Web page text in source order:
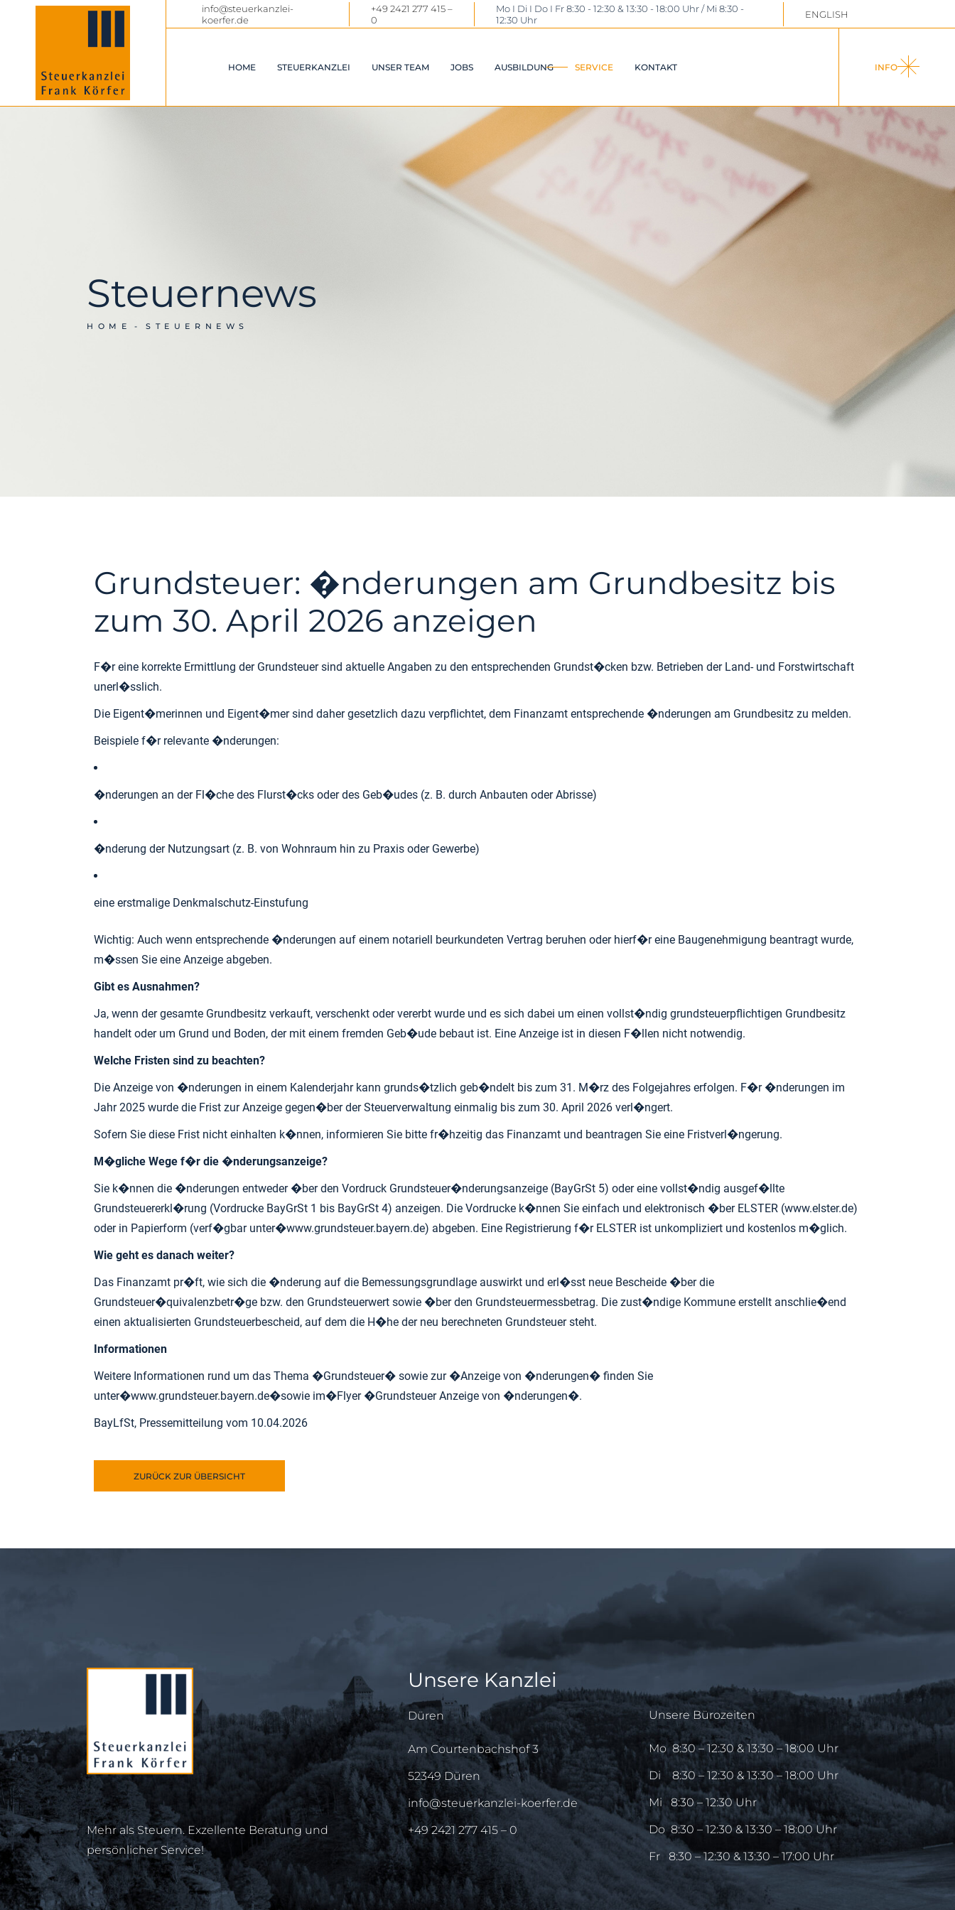
info@steuerkanzlei-
koerfer.de
+49 2421 277 415 –
0
Mo I Di I Do I Fr 8:30 - 12:30 & 13:30 - 18:00 Uhr / Mi 8:30 -
12:30 Uhr
ENGLISH
HOME STEUERKANZLEI UNSER TEAM JOBS AUSBILDUNG SERVICE
DOWNLOADS /
KONTAKT INFO
Steuernews
HOME STEUERNEWS
Grundsteuer: �nderungen am Grundbesitz bis
zum 30. April 2026 anzeigen
F�r eine korrekte Ermittlung der Grundsteuer sind aktuelle Angaben zu den entsprechenden Grundst�cken bzw. Betrieben der Land- und Forstwirtschaft
unerl�sslich.
Die Eigent�merinnen und Eigent�mer sind daher gesetzlich dazu verpflichtet, dem Finanzamt entsprechende �nderungen am Grundbesitz zu melden.
Beispiele f�r relevante �nderungen:
�nderungen an der Fl�che des Flurst�cks oder des Geb�udes (z. B. durch Anbauten oder Abrisse)
�nderung der Nutzungsart (z. B. von Wohnraum hin zu Praxis oder Gewerbe)
eine erstmalige Denkmalschutz-Einstufung
Wichtig: Auch wenn entsprechende �nderungen auf einem notariell beurkundeten Vertrag beruhen oder hierf�r eine Baugenehmigung beantragt wurde,
m�ssen Sie eine Anzeige abgeben.
Gibt es Ausnahmen?
Ja, wenn der gesamte Grundbesitz verkauft, verschenkt oder vererbt wurde und es sich dabei um einen vollst�ndig grundsteuerpflichtigen Grundbesitz
handelt oder um Grund und Boden, der mit einem fremden Geb�ude bebaut ist. Eine Anzeige ist in diesen F�llen nicht notwendig.
Welche Fristen sind zu beachten?
Die Anzeige von �nderungen in einem Kalenderjahr kann grunds�tzlich geb�ndelt bis zum 31. M�rz des Folgejahres erfolgen. F�r �nderungen im
Jahr 2025 wurde die Frist zur Anzeige gegen�ber der Steuerverwaltung einmalig bis zum 30. April 2026 verl�ngert.
Sofern Sie diese Frist nicht einhalten k�nnen, informieren Sie bitte fr�hzeitig das Finanzamt und beantragen Sie eine Fristverl�ngerung.
M�gliche Wege f�r die �nderungsanzeige?
Sie k�nnen die �nderungen entweder �ber den Vordruck Grundsteuer�nderungsanzeige (BayGrSt 5) oder eine vollst�ndig ausgef�llte
Grundsteuererkl�rung (Vordrucke BayGrSt 1 bis BayGrSt 4) anzeigen. Die Vordrucke k�nnen Sie einfach und elektronisch �ber ELSTER (www.elster.de)
oder in Papierform (verf�gbar unter�www.grundsteuer.bayern.de) abgeben. Eine Registrierung f�r ELSTER ist unkompliziert und kostenlos m�glich.
Wie geht es danach weiter?
Das Finanzamt pr�ft, wie sich die �nderung auf die Bemessungsgrundlage auswirkt und erl�sst neue Bescheide �ber die
Grundsteuer�quivalenzbetr�ge bzw. den Grundsteuerwert sowie �ber den Grundsteuermessbetrag. Die zust�ndige Kommune erstellt anschlie�end
einen aktualisierten Grundsteuerbescheid, auf dem die H�he der neu berechneten Grundsteuer steht.
Informationen
Weitere Informationen rund um das Thema �Grundsteuer� sowie zur �Anzeige von �nderungen� finden Sie
unter�www.grundsteuer.bayern.de�sowie im�Flyer �Grundsteuer Anzeige von �nderungen�.
BayLfSt, Pressemitteilung vom 10.04.2026
ZURÜCK ZUR ÜBERSICHT
Mehr als Steuern. Exzellente Beratung und
persönlicher Service!
Unsere Kanzlei
Düren
Am Courtenbachshof 3
52349 Düren
info@steuerkanzlei-koerfer.de
+49 2421 277 415 – 0
Unsere Bürozeiten
Mo8:30 – 12:30 & 13:30 – 18:00 Uhr
Di8:30 – 12:30 & 13:30 – 18:00 Uhr
Mi 8:30 – 12:30 Uhr
Do8:30 – 12:30 & 13:30 – 18:00 Uhr
Fr 8:30 – 12:30 & 13:30 – 17:00 Uhr